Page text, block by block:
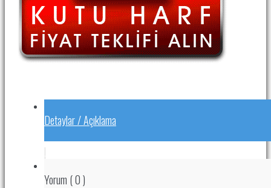
Detaylar / Açıklama
.
Yorum (0)